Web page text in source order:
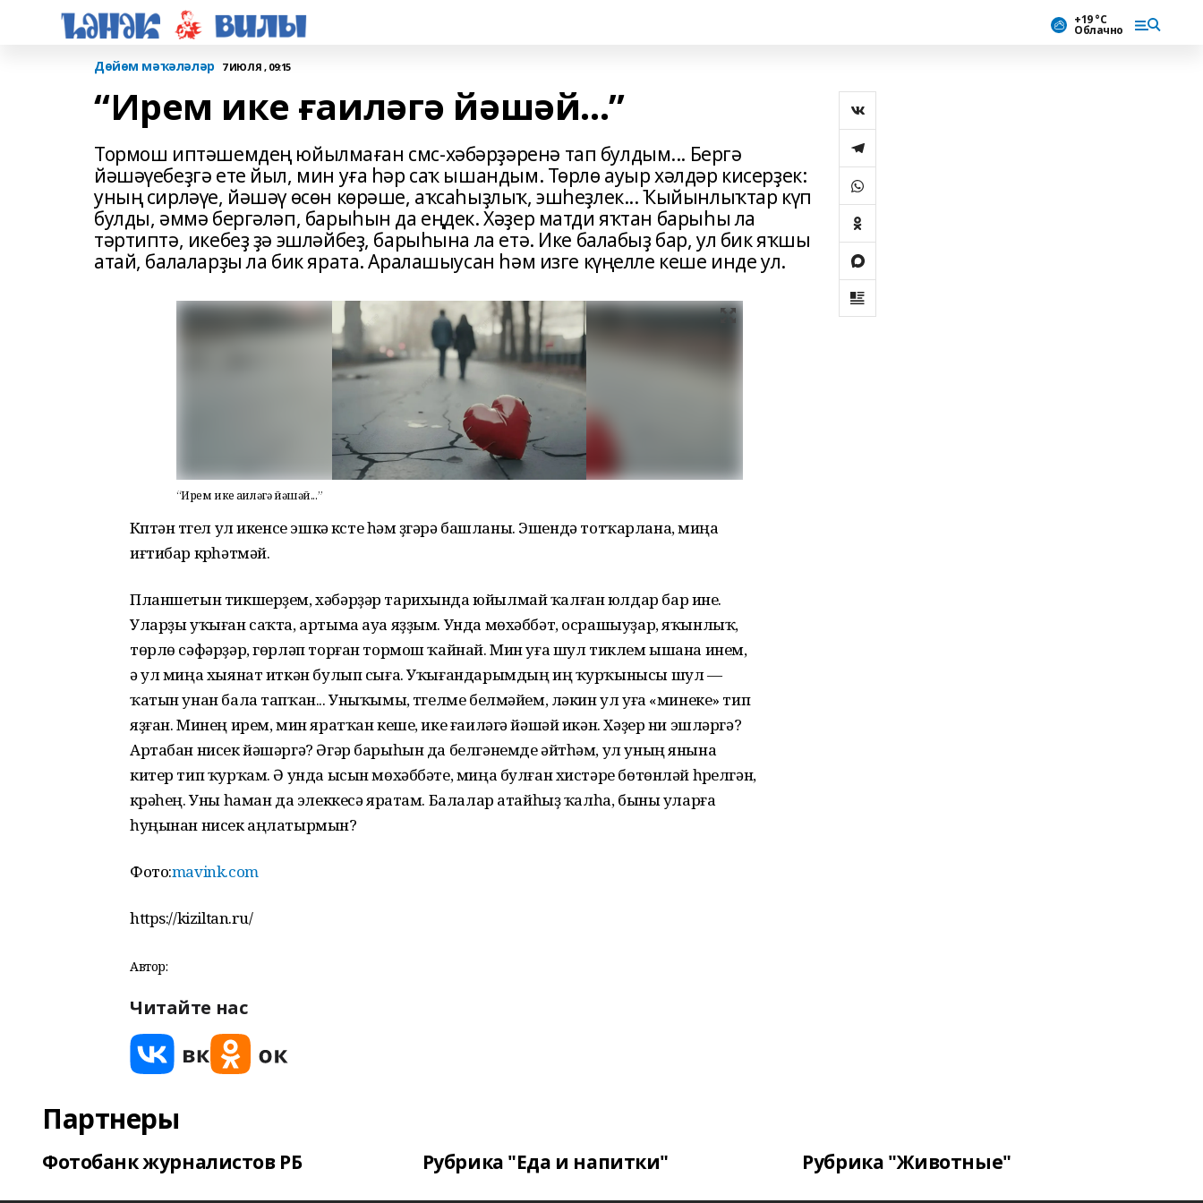
+19 °С
Облачно
Дөйөм мәҡәләләр 7 ИЮЛЯ , 09:15
“Ирем ике ғаиләгә йәшәй...”
Тормош иптәшемдең юйылмаған смс-хәбәрҙәренә тап булдым... Бергә
йәшәүебеҙгә ете йыл, мин уға һәр саҡ ышандым. Төрлө ауыр хәлдәр кисерҙек:
уның сирләүе, йәшәү өсөн көрәше, аҡсаһыҙлыҡ, эшһеҙлек... Ҡыйынлыҡтар күп
булды, әммә бергәләп, барыһын да еңдек. Хәҙер матди яҡтан барыһы ла
тәртиптә, икебеҙ ҙә эшләйбеҙ, барыһына ла етә. Ике балабыҙ бар, ул бик яҡшы
атай, балаларҙы ла бик ярата. Аралашыусан һәм изге күңелле кеше инде ул.
“Ирем ике ғаиләгә йәшәй...”
Күптән түгел ул икенсе эшкә күсте һәм үҙгәрә башланы. Эшендә тотҡарлана, миңа
иғтибар күрһәтмәй.
Планшетын тикшерҙем, хәбәрҙәр тарихында юйылмай ҡалған юлдар бар ине.
Уларҙы уҡыған саҡта, артыма ауа яҙҙым. Унда мөхәббәт, осрашыуҙар, яҡынлыҡ,
төрлө сәфәрҙәр, гөрләп торған тормош ҡайнай. Мин уға шул тиклем ышана инем,
ә ул миңа хыянат иткән булып сыға. Уҡығандарымдың иң ҡурҡынысы шул —
ҡатын унан бала тапҡан... Уныҡымы, түгелме белмәйем, ләкин ул уға «минеке» тип
яҙған. Минең ирем, мин яратҡан кеше, ике ғаиләгә йәшәй икән. Хәҙер ни эшләргә?
Артабан нисек йәшәргә? Әгәр барыһын да белгәнемде әйтһәм, ул уның янына
китер тип ҡурҡам. Ә унда ысын мөхәббәте, миңа булған хистәре бөтөнләй һүрелгән,
күрәһең. Уны һаман да элеккесә яратам. Балалар атайһыҙ ҡалһа, быны уларға
һуңынан нисек аңлатырмын?
Фото:mavink.com
https://kiziltan.ru/
Автор:
Читайте нас
Партнеры
Фотобанк журналистов РБ Рубрика "Еда и напитки" Рубрика "Животные"